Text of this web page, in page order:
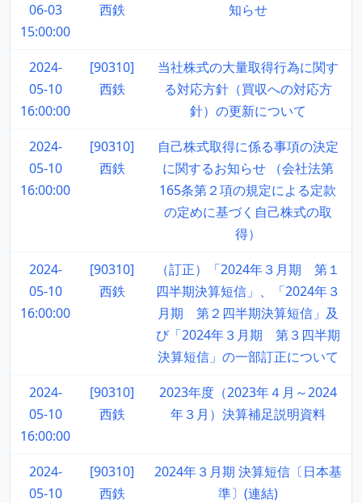
06-03
15:00:00
西鉄
知らせ
2024-
05-10
16:00:00
[90310]
西鉄
当社株式の大量取得行為に関す
る対応方針（買収への対応方
針）の更新について
2024-
05-10
16:00:00
[90310]
西鉄
自己株式取得に係る事項の決定
に関するお知らせ （会社法第
165条第２項の規定による定款
の定めに基づく自己株式の取
得）
2024-
05-10
16:00:00
[90310]
西鉄
（訂正）「2024年３月期 第１
四半期決算短信」、「2024年３
月期 第２四半期決算短信」及
び「2024年３月期 第３四半期
決算短信」の一部訂正について
2024-
05-10
16:00:00
[90310]
西鉄
2023年度（2023年４月～2024
年３月）決算補足説明資料
2024-
05-10
[90310]
西鉄
2024年３月期 決算短信〔日本基
準〕(連結)